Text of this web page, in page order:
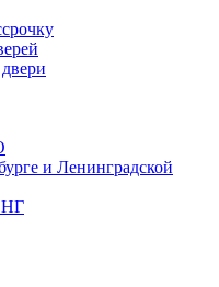
и Ленинградской